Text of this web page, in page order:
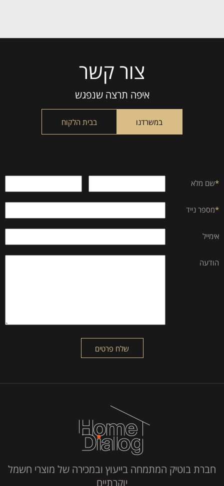
צור קשר
איפה תרצה שנפגש
במשרדנו בבית הלקוח
*שם מלא
*מספר נייד
אימייל
הודעה
חברת בוטיק המתמחה בייעוץ ובמכירה של מוצרי חשמל
יוקרתיים